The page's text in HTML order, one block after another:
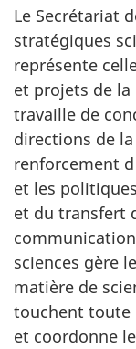
Le Secrétariat
stratégiques
représente
et projets de la
travaille de
directions de la
renforcement
et les
et du transfert
sciences gère
matière de
touchent toute
et coordonne